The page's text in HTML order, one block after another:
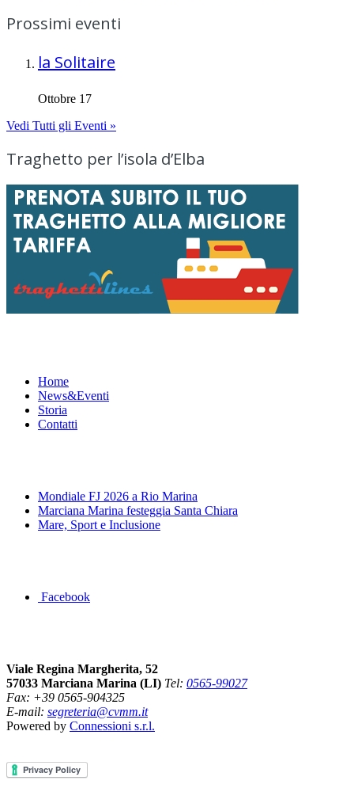
Prossimi eventi
la Solitaire
Ottobre 17
Vedi Tutti gli Eventi »
Traghetto per l’isola d’Elba
Home
News&Eventi
Storia
Contatti
Mondiale FJ 2026 a Rio Marina
Marciana Marina festeggia Santa Chiara
Mare, Sport e Inclusione
Facebook
Viale Regina Margherita, 52
57033 Marciana Marina (LI) Tel: 0565-99027
Fax: +39 0565-904325
E-mail: segreteria@cvmm.it
Powered by Connessioni s.r.l.